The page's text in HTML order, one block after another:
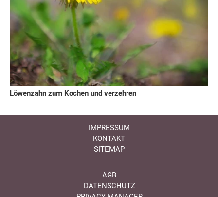
Löwenzahn zum Kochen und verzehren
IMPRESSUM
KONTAKT
SITEMAP
AGB
DATENSCHUTZ